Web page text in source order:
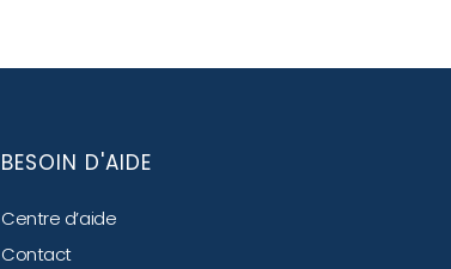
BESOIN D'AIDE
Centre d’aide
Contact